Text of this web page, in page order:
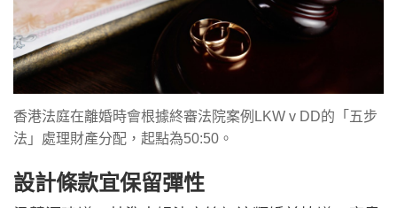
香港法庭在離婚時會根據終審法院案例LKW v DD的「五步
法」處理財產分配，起點為50:50。
設計條款宜保留彈性